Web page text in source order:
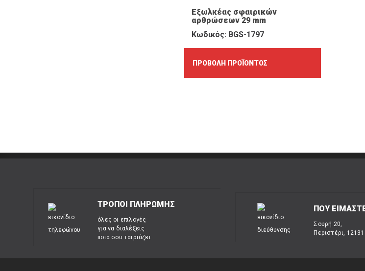
Εξωλκέας σφαιρικών
αρθρώσεων 29 mm
Κωδικός: BGS-1797
ΠΡΟΒΟΛΉ ΠΡΟΪΌΝΤΟΣ
ΤΡΟΠΟΙ ΠΛΗΡΩΜΗΣ
όλες οι επιλογές
για να διαλέξεις
ποια σου ταιριάζει
ΠΟΥ
Σουρή 20,
Περιστέρι, 12131